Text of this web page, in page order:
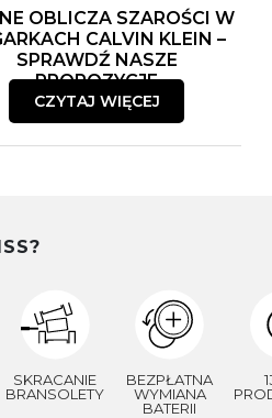
OBLICZA SZAROŚCI W
CALVIN KLEIN –
SPRAWDŹ NASZE
PROPOZYCJE
CZYTAJ WIĘCEJ
SKRACANIE
BRANSOLETY
BEZPŁATNA
WYMIANA
BATERII